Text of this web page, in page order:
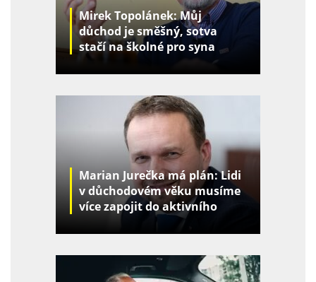
Mirek Topolánek: Můj
důchod je směšný, sotva
stačí na školné pro syna
Marian Jurečka má plán: Lidi
v důchodovém věku musíme
více zapojit do aktivního